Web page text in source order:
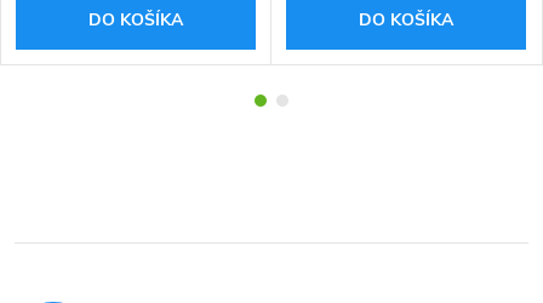
DO KOŠÍKA DO KOŠÍKA